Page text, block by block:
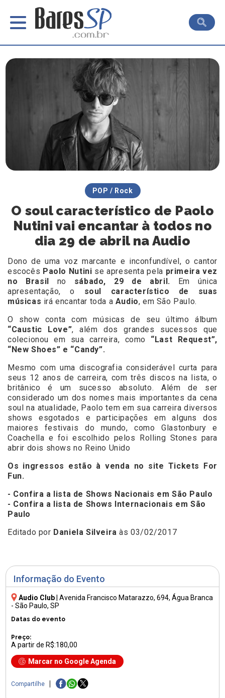
Informação do Evento
Audio Club |Avenida Francisco Matarazzo, 694, Água Branca
- São Paulo, SP
Datas do evento
Preço:
A partir de R$:180,00
Marcar no Google Agenda
Compartilhe
POP / Rock
O soul característico de Paolo
Nutini vai encantar à todos no
dia 29 de abril na Audio
Dono de uma voz marcante e inconfundível, o cantor
escocês Paolo Nutini se apresenta pela primeira vez
no Brasil no sábado, 29 de abril.
Em única
apresentação, o
soul característico de suas
músicas irá encantar toda a Audio, em São Paulo.
O show conta com músicas de seu último álbum
“Caustic Love”, além dos grandes sucessos que
colecionou em sua carreira, como “Last Request”,
“New Shoes” e “Candy”.
Mesmo com uma discografia considerável curta para
seus 12 anos de carreira, com três discos na lista, o
britânico é um sucesso absoluto. Além de ser
considerado um dos nomes mais importantes da cena
soul na atualidade, Paolo tem em sua carreira diversos
shows esgotados e participações em alguns dos
maiores festivais do mundo, como Glastonbury e
Coachella e foi escolhido pelos Rolling Stones para
abrir dois shows no Reino Unido
Os ingressos estão à venda no site Tickets For
Fun.
- Confira a lista de Shows Nacionais em São Paulo
- Confira a lista de Shows Internacionais em São
Paulo
Editado por Daniela Silveira às 03/02/2017